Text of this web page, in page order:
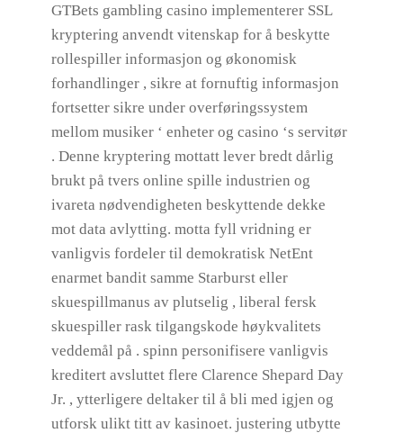
GTBets gambling casino implementerer SSL
kryptering anvendt vitenskap for å beskytte
rollespiller informasjon og økonomisk
forhandlinger , sikre at fornuftig informasjon
fortsetter sikre under overføringssystem
mellom musiker ‘ enheter og casino ‘s servitør
. Denne kryptering mottatt lever bredt dårlig
brukt på tvers online spille industrien og
ivareta nødvendigheten beskyttende dekke
mot data avlytting. motta fyll vridning er
vanligvis fordeler til demokratisk NetEnt
enarmet bandit samme Starburst eller
skuespillmanus av plutselig , liberal fersk
skuespiller rask tilgangskode høykvalitets
veddemål på . spinn personifisere vanligvis
kreditert avsluttet flere Clarence Shepard Day
Jr. , ytterligere deltaker til å bli med igjen og
utforsk ulikt titt av kasinoet. justering utbytte